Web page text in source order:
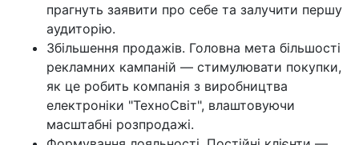
прагнуть заявити про себе та залучити першу
аудиторію.
Збільшення продажів. Головна мета більшості
рекламних кампаній — стимулювати покупки,
як це робить компанія з виробництва
електроніки "ТехноСвіт", влаштовуючи
масштабні розпродажі.